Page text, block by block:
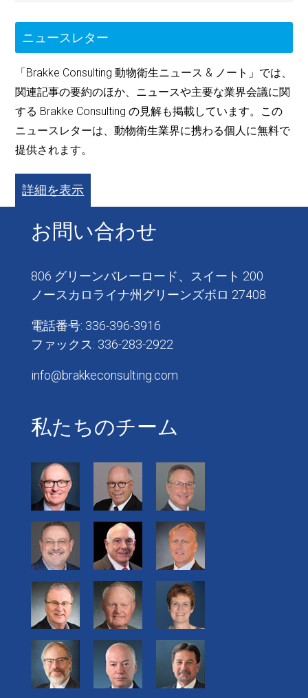
ニュースレター
「Brakke Consulting 動物衛生ニュース & ノート」では、
関連記事の要約のほか、ニュースや主要な業界会議に関
する Brakke Consulting の見解も掲載しています。この
ニュースレターは、動物衛生業界に携わる個人に無料で
提供されます。
詳細を表示
お問い合わせ
806 グリーンバレーロード、スイート 200
ノースカロライナ州グリーンズボロ 27408
電話番号: 336-396-3916
ファックス: 336-283-2922
info@brakkeconsulting.com
私たちのチーム